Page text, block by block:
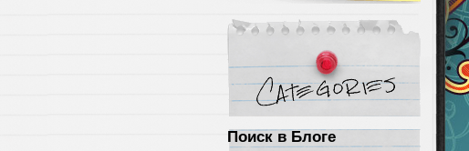
Поиск в Блоге